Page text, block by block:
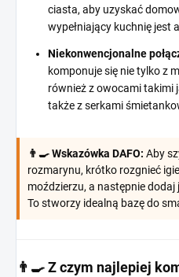
ciasta, aby uzyskać
wypełniający kuchnię jest
Niekonwencjonalne
komponuje się nie tylko z
również z owocami takimi
także z serkami
👨‍🍳 Wskazówka DAFO: Aby
rozmarynu, krótko rozgnieć
moździerzu, a następnie
To stworzy idealną bazę do
👨‍🍳 Z czym najlepiej